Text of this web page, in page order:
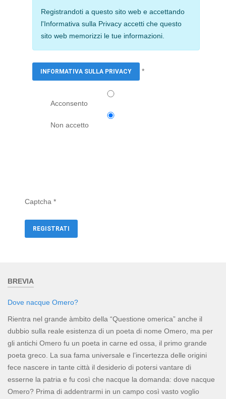
Registrandoti a questo sito web e accettando
l'Informativa sulla Privacy accetti che questo
sito web memorizzi le tue informazioni.
INFORMATIVA SULLA PRIVACY *
Informativa sulla Privacy
Acconsento
Non accetto
Captcha *
REGISTRATI
BREVIA
Dove nacque Omero?
Rientra nel grande àmbito della “Questione omerica” anche il
dubbio sulla reale esistenza di un poeta di nome Omero, ma per
gli antichi Omero fu un poeta in carne ed ossa, il primo grande
poeta greco. La sua fama universale e l’incertezza delle origini
fece nascere in tante città il desiderio di potersi vantare di
esserne la patria e fu così che nacque la domanda: dove nacque
Omero? Prima di addentrarmi in un campo così vasto voglio